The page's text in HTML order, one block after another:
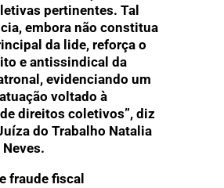
pertinentes. Tal
embora não constitua
da lide, reforça o
e antissindical da
evidenciando um
voltado à
direitos coletivos”, diz
do Trabalho Natalia
fraude fiscal